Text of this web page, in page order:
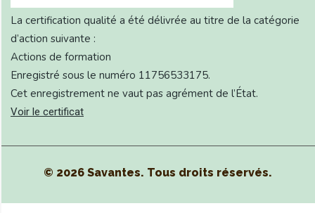
La certification qualité a été délivrée au titre de la catégorie
d’action suivante :
Actions de formation
Enregistré sous le numéro 11756533175.
Cet enregistrement ne vaut pas agrément de l’État.
Voir le certificat
© 2026 Savantes. Tous droits réservés.